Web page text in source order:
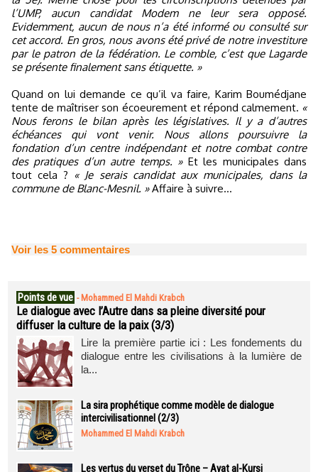
l’UMP, aucun candidat Modem ne leur sera opposé.
Evidemment, aucun de nous n’a été informé ou consulté sur
cet accord. En gros, nous avons été privé de notre investiture
par le patron de la fédération. Le comble, c’est que Lagarde
se présente finalement sans étiquette. »
Quand on lui demande ce qu’il va faire, Karim Boumédjane
tente de maîtriser son écoeurement et répond calmement. «
Nous ferons le bilan après les législatives. Il y a d’autres
échéances qui vont venir. Nous allons poursuivre la
fondation d’un centre indépendant et notre combat contre
des pratiques d’un autre temps. »Et les municipales dans
tout cela ? « Je serais candidat aux municipales, dans la
commune de Blanc-Mesnil. »Affaire à suivre…
Voir les 5 commentaires
Points de vue - Mohammed El Mahdi Krabch
Le dialogue avec l’Autre dans sa pleine diversité pour
diffuser la culture de la paix (3/3)
Lire la première partie ici : Les fondements du
dialogue entre les civilisations à la lumière de
la...
La sira prophétique comme modèle de dialogue
intercivilisationnel (2/3)
Mohammed El Mahdi Krabch
Les vertus du verset du Trône – Ayat al-Kursi